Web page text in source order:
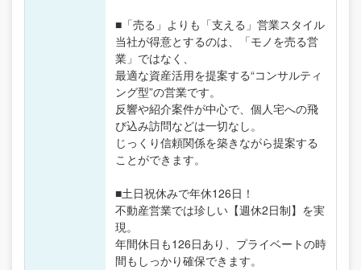
■「売る」よりも「支える」営業スタイル
当社が得意とするのは、「モノを売る営
業」ではなく、
最適な資産活用を提案する“コンサルティ
ング型”の営業です。
反響や紹介案件が中心で、個人宅への飛
び込み訪問などは一切なし。
じっくり信頼関係を築きながら提案する
ことができます。
■土日祝休みで年休126日！
不動産営業では珍しい【週休2日制】を実
現。
年間休日も126日あり、プライベートの時
間もしっかり確保できます。